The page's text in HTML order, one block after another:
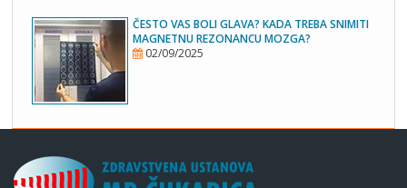
ČESTO VAS BOLI GLAVA? KADA TREBA SNIMITI
MAGNETNU REZONANCU MOZGA?
02/09/2025